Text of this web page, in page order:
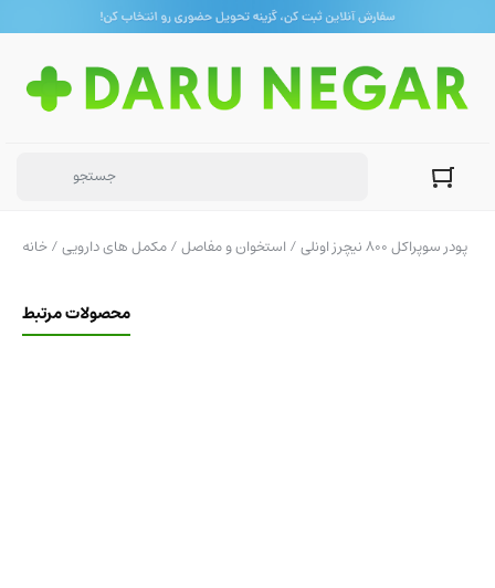
خانه/مکمل های دارویی/استخوان و مفاصل / پودر سوپراکل 800 نیچرز اونلی
محصولات مرتبط